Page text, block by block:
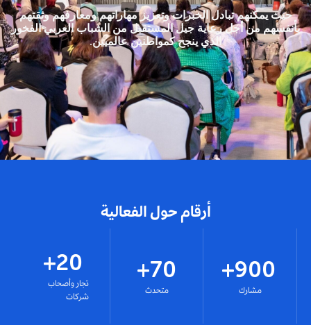
حيث يمكنهم تبادل الخبرات وتعزيز مهاراتهم ومعارفهم وثقتهم
بأنفسهم من أجل رعاية جيل المستقبل من الشباب العربي الفخور
الذي ينجح كمواطنين عالميين.
أرقام حول الفعالية
مشارك
900
+
متحدث
70
+
تجار وأصحاب
شركات
20
+